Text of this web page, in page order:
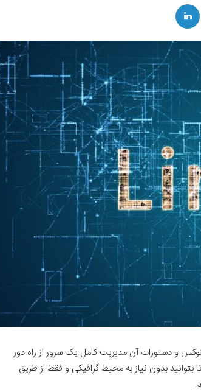
و دستورات آن مدیریت کامل یک سرور از راه دور
بدون نیاز به محیط گرافیکی و فقط از طریق